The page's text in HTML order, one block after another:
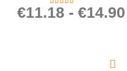
4.33 out of 5
€11.18 - €14.90